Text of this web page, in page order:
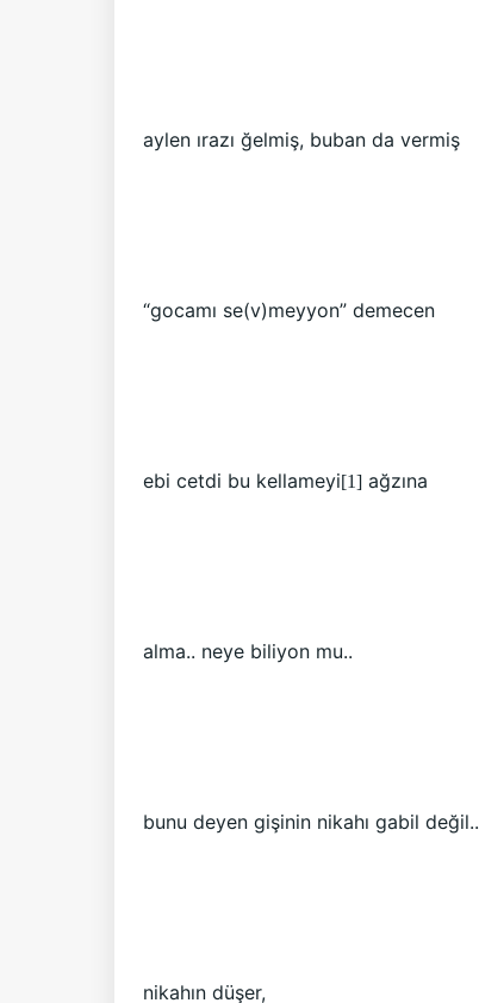
aylen ırazı ğelmiş, buban da vermiş
“gocamı se(v)meyyon” demecen
ebi cetdi bu kellameyi[1] ağzına
alma.. neye biliyon mu..
bunu deyen gişinin nikahı gabil değil..
nikahın düşer,